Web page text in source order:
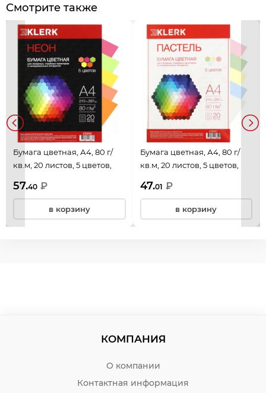
Смотрите также
Бумага цветная, А4, 80 г/
кв.м, 20 листов, 5 цветов,
230939
57.40 ₽
в корзину
Бумага цветная, А4, 80 г/
кв.м, 20 листов, 5 цветов,
230937
47.01 ₽
в корзину
КОМПАНИЯ
О компании
Контактная информация